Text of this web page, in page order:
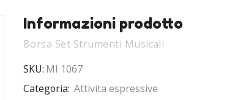
Informazioni prodotto
Borsa Set Strumenti Musicali
SKU: MI 1067
Categoria: Attivita espressive